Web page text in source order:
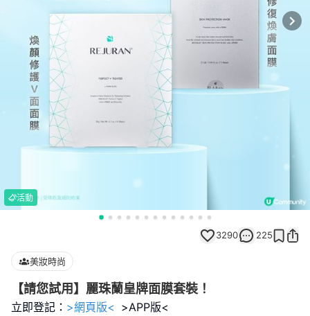
活動
3290 225
美妝時尚
【請您試用】麗珠蘭皇牌面膜套裝！
立即登記： >網頁版< >APP版<